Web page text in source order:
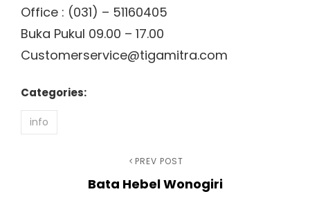
Office : (031) – 51160405
Buka Pukul 09.00 – 17.00
Customerservice@tigamitra.com
Categories:
info
PREV POST
Bata Hebel Wonogiri